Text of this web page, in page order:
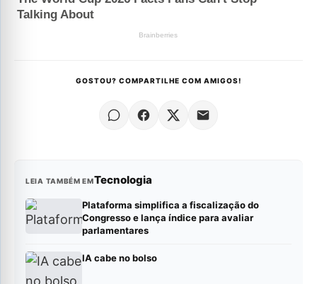
GOSTOU? COMPARTILHE COM AMIGOS!
LEIA TAMBÉM EMTecnologia
Plataforma simplifica a fiscalização do
Congresso e lança índice para avaliar
parlamentares
IA cabe no bolso